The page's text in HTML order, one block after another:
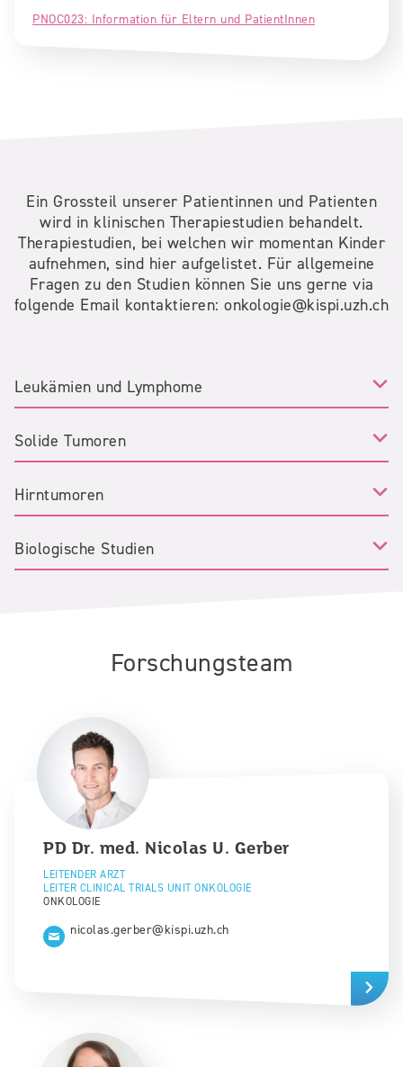
PNOC023: Information für Eltern und PatientInnen
Ein Grossteil unserer Patientinnen und Patienten
wird in klinischen Therapiestudien behandelt.
Therapiestudien, bei welchen wir momentan Kinder
aufnehmen, sind hier aufgelistet. Für allgemeine
Fragen zu den Studien können Sie uns gerne via
folgende Email kontaktieren: onkologie@kispi.uzh.ch
Leukämien und Lymphome
Solide Tumoren
Hirntumoren
Biologische Studien
Forschungsteam
PD Dr. med. Nicolas U. Gerber
LEITENDER ARZT
LEITER CLINICAL TRIALS UNIT ONKOLOGIE
ONKOLOGIE
nicolas.gerber@kispi.uzh.ch